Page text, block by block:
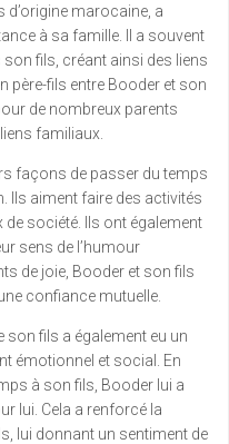
marocaine, a
à sa famille. Il a souvent
fils, créant ainsi des liens
père-fils entre Booder et son
de nombreux parents
familiaux.
façons de passer du temps
Ils aiment faire des activités
de société. Ils ont également
sens de l’humour
de joie, Booder et son fils
confiance mutuelle.
son fils a également eu un
émotionnel et social. En
à son fils, Booder lui a
lui. Cela a renforcé la
lui donnant un sentiment de